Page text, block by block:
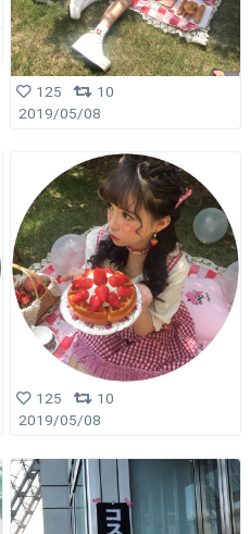
125
10
2019/05/08
125
10
2019/05/08